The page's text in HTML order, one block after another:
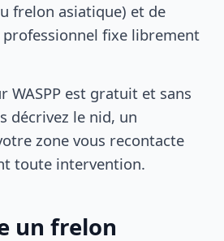
frelon asiatique) et de
professionnel fixe librement
WASPP est gratuit et sans
décrivez le nid, un
zone vous recontacte
toute intervention.
un frelon